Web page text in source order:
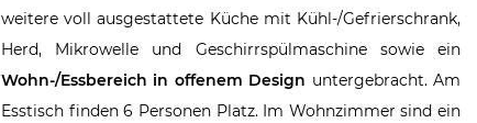
weitere voll ausgestattete Küche mit Kühl-/Gefrierschrank,
Herd, Mikrowelle und Geschirrspülmaschine sowie ein
Wohn-/Essbereich in offenem Design untergebracht. Am
Esstisch finden 6 Personen Platz. Im Wohnzimmer sind ein